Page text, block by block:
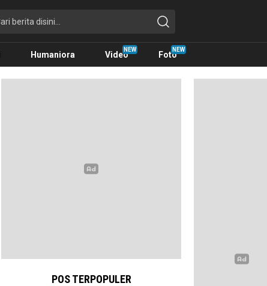
Humaniora Video Foto
POS TERPOPULER